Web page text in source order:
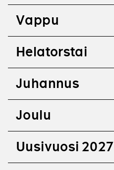
Vappu
Helatorstai
Juhannus
Joulu
Uusivuosi 2027